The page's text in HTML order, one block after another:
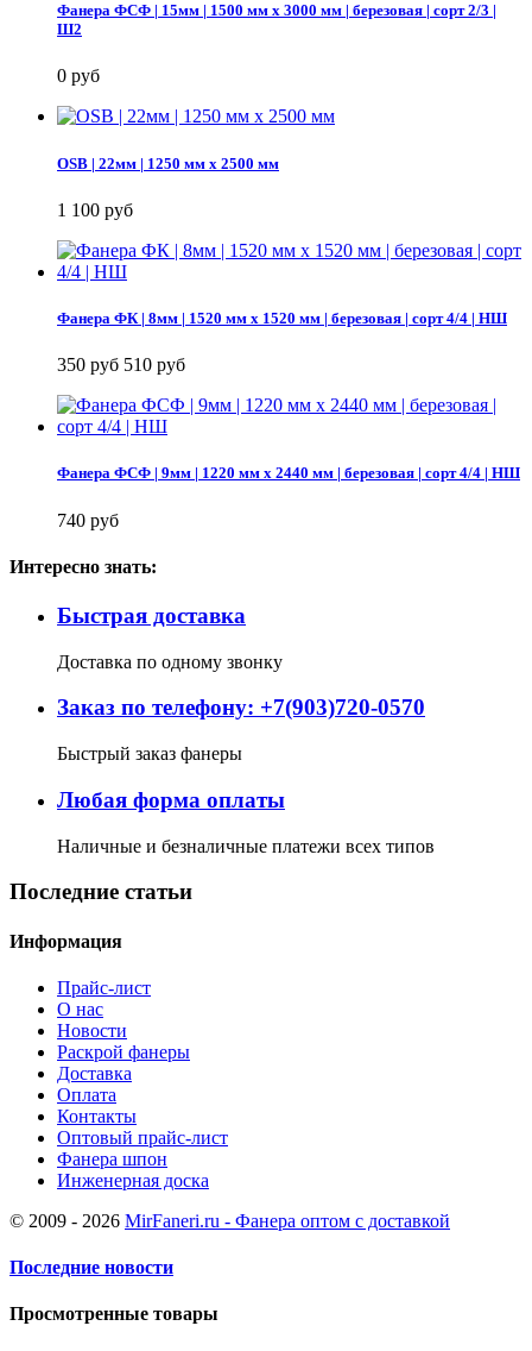
Фанера ФСФ | 15мм | 1500 мм х 3000 мм | березовая | сорт 2/3 |
Ш2
0 руб
OSB | 22мм | 1250 мм х 2500 мм
1 100 руб
Фанера ФК | 8мм | 1520 мм х 1520 мм | березовая | сорт 4/4 | НШ
350 руб 510 руб
Фанера ФСФ | 9мм | 1220 мм х 2440 мм | березовая | сорт 4/4 | НШ
740 руб
Интересно знать:
Быстрая доставка
Доставка по одному звонку
Заказ по телефону: +7(903)720-0570
Быстрый заказ фанеры
Любая форма оплаты
Наличные и безналичные платежи всех типов
Последние статьи
Информация
Прайс-лист
О нас
Новости
Раскрой фанеры
Доставка
Оплата
Контакты
Оптовый прайс-лист
Фанера шпон
Инженерная доска
© 2009 - 2026 MirFaneri.ru - Фанера оптом с доставкой
Последние новости
Просмотренные товары